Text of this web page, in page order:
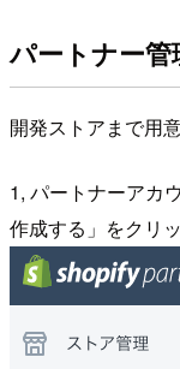
パートナー
開発ストアまで用
1, パートナーアカ
作成する」をクリ